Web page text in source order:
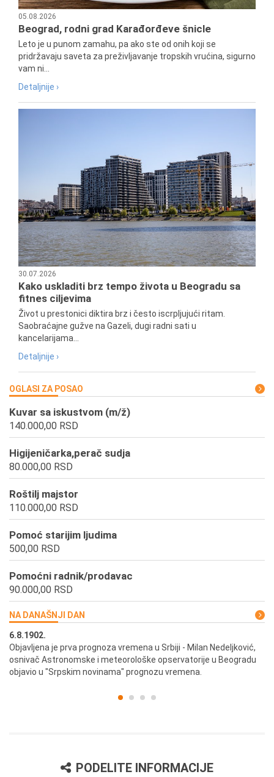
05.08.2026
Beograd, rodni grad Karađorđeve šnicle
Leto je u punom zamahu, pa ako ste od onih koji se
pridržavaju saveta za preživljavanje tropskih vrućina, sigurno
vam ni...
Detaljnije ›
30.07.2026
Kako uskladiti brz tempo života u Beogradu sa
fitnes ciljevima
Život u prestonici diktira brz i često iscrpljujući ritam.
Saobraćajne gužve na Gazeli, dugi radni sati u
kancelarijama...
Detaljnije ›
OGLASI ZA POSAO
Kuvar sa iskustvom (m/ž)
140.000,00 RSD
Higijeničarka,perač sudja
80.000,00 RSD
Roštilj majstor
110.000,00 RSD
Pomoć starijim ljudima
500,00 RSD
Pomoćni radnik/prodavac
90.000,00 RSD
NA DANAŠNJI DAN
6.8.1902.
Objavljena je prva prognoza vremena u Srbiji - Milan Nedeljković,
osnivač Astronomske i meteorološke opservatorije u Beogradu
objavio u "Srpskim novinama" prognozu vremena.
PODELITE INFORMACIJE